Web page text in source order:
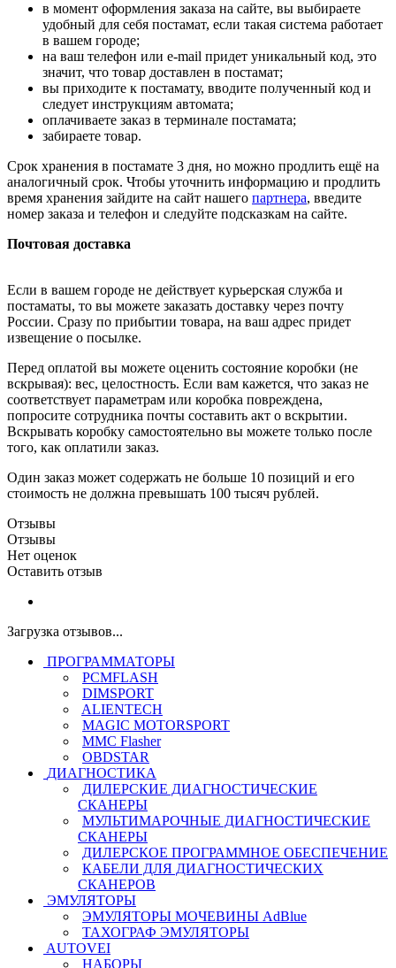
в момент оформления заказа на сайте, вы выбираете
удобный для себя постамат, если такая система работает
в вашем городе;
на ваш телефон или e-mail придет уникальный код, это
значит, что товар доставлен в постамат;
вы приходите к постамату, вводите полученный код и
следует инструкциям автомата;
оплачиваете заказ в терминале постамата;
забираете товар.
Срок хранения в постамате 3 дня, но можно продлить ещё на
аналогичный срок. Чтобы уточнить информацию и продлить
время хранения зайдите на сайт нашего партнера, введите
номер заказа и телефон и следуйте подсказкам на сайте.
Почтовая доставка
Если в вашем городе не действует курьерская служба и
постаматы, то вы можете заказать доставку через почту
России. Сразу по прибытии товара, на ваш адрес придет
извещение о посылке.
Перед оплатой вы можете оценить состояние коробки (не
вскрывая): вес, целостность. Если вам кажется, что заказ не
соответствует параметрам или коробка повреждена,
попросите сотрудника почты составить акт о вскрытии.
Вскрывать коробку самостоятельно вы можете только после
того, как оплатили заказ.
Один заказ может содержать не больше 10 позиций и его
стоимость не должна превышать 100 тысяч рублей.
Отзывы
Отзывы
Нет оценок
Оставить отзыв
Загрузка отзывов...
ПРОГРАММАТОРЫ
PCMFLASH
DIMSPORT
ALIENTECH
MAGIC MOTORSPORT
MMC Flasher
OBDSTAR
ДИАГНОСТИКА
ДИЛЕРСКИЕ ДИАГНОСТИЧЕСКИЕ
СКАНЕРЫ
МУЛЬТИМАРОЧНЫЕ ДИАГНОСТИЧЕСКИЕ
СКАНЕРЫ
ДИЛЕРСКОЕ ПРОГРАММНОЕ ОБЕСПЕЧЕНИЕ
КАБЕЛИ ДЛЯ ДИАГНОСТИЧЕСКИХ
СКАНЕРОВ
ЭМУЛЯТОРЫ
ЭМУЛЯТОРЫ МОЧЕВИНЫ АdBlue
ТАХОГРАФ ЭМУЛЯТОРЫ
AUTOVEI
НАБОРЫ